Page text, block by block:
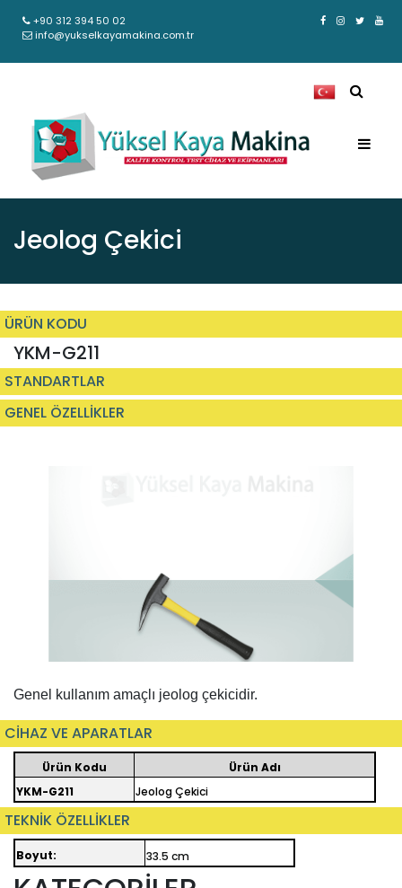
+90 312 394 50 02
info@yukselkayamakina.com.tr
Jeolog Çekici
ÜRÜN KODU
YKM-G211
STANDARTLAR
GENEL ÖZELLİKLER
Genel kullanım amaçlı jeolog çekicidir.
CİHAZ VE APARATLAR
Ürün Kodu
Ürün Adı
YKM-G211
Jeolog Çekici
TEKNİK ÖZELLİKLER
Boyut: 33.5 cm